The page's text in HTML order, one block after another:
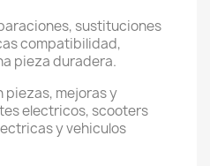
sustituciones
compatibilidad,
pieza duradera.
piezas, mejoras y
electricos, scooters
y vehiculos